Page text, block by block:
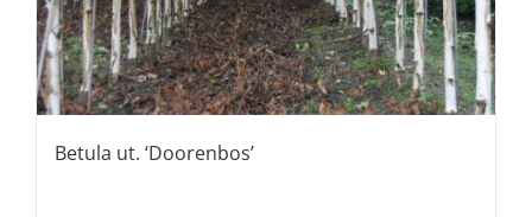
Betula ut. ‘Doorenbos’